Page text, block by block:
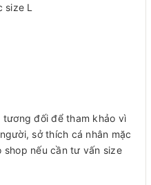
size L
tương đối để tham khảo vì
sở thích cá nhân mặc
shop nếu cần tư vấn size